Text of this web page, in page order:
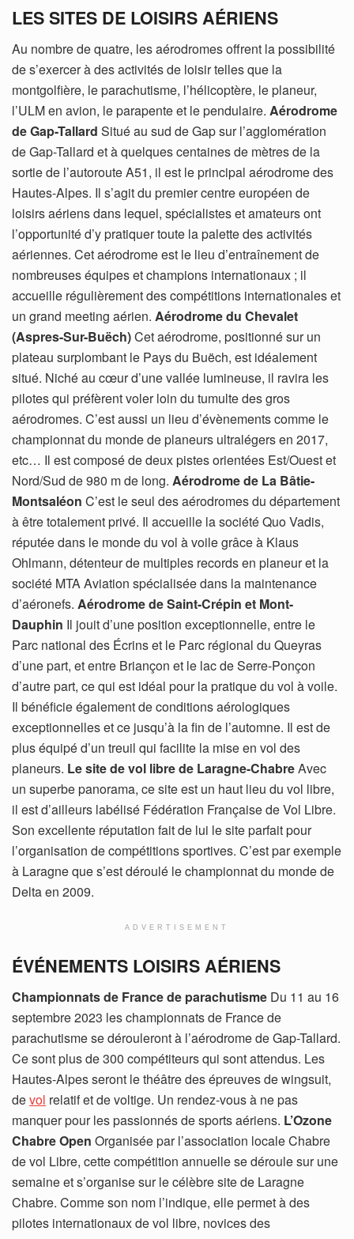
LES SITES DE LOISIRS AÉRIENS
Au nombre de quatre, les aérodromes offrent la possibilité
de s’exercer à des activités de loisir telles que la
montgolfière, le parachutisme, l’hélicoptère, le planeur,
l’ULM en avion, le parapente et le pendulaire. Aérodrome
de Gap-Tallard Situé au sud de Gap sur l’agglomération
de Gap-Tallard et à quelques centaines de mètres de la
sortie de l’autoroute A51, il est le principal aérodrome des
Hautes-Alpes. Il s’agit du premier centre européen de
loisirs aériens dans lequel, spécialistes et amateurs ont
l’opportunité d’y pratiquer toute la palette des activités
aériennes. Cet aérodrome est le lieu d’entraînement de
nombreuses équipes et champions internationaux ; il
accueille régulièrement des compétitions internationales et
un grand meeting aérien. Aérodrome du Chevalet
(Aspres-Sur-Buëch)Cet aérodrome, positionné sur un
plateau surplombant le Pays du Buëch, est idéalement
situé. Niché au cœur d’une vallée lumineuse, il ravira les
pilotes qui préfèrent voler loin du tumulte des gros
aérodromes. C’est aussi un lieu d’évènements comme le
championnat du monde de planeurs ultralégers en 2017,
etc… Il est composé de deux pistes orientées Est/Ouest et
Nord/Sud de 980 m de long. Aérodrome de La Bâtie-
Montsaléon C’est le seul des aérodromes du département
à être totalement privé. Il accueille la société Quo Vadis,
réputée dans le monde du vol à voile grâce à Klaus
Ohlmann, détenteur de multiples records en planeur et la
société MTA Aviation spécialisée dans la maintenance
d’aéronefs. Aérodrome de Saint-Crépin et Mont-
Dauphin Il jouit d’une position exceptionnelle, entre le
Parc national des Écrins et le Parc régional du Queyras
d’une part, et entre Briançon et le lac de Serre-Ponçon
d’autre part, ce qui est idéal pour la pratique du vol à voile.
Il bénéficie également de conditions aérologiques
exceptionnelles et ce jusqu’à la fin de l’automne. Il est de
plus équipé d’un treuil qui facilite la mise en vol des
planeurs. Le site de vol libre de Laragne-ChabreAvec
un superbe panorama, ce site est un haut lieu du vol libre,
il est d’ailleurs labélisé Fédération Française de Vol Libre.
Son excellente réputation fait de lui le site parfait pour
l’organisation de compétitions sportives. C’est par exemple
à Laragne que s’est déroulé le championnat du monde de
Delta en 2009.
ADVERTISEMENT
ÉVÉNEMENTS LOISIRS AÉRIENS
Championnats de France de parachutisme Du 11 au 16
septembre 2023 les championnats de France de
parachutisme se dérouleront à l’aérodrome de Gap-Tallard.
Ce sont plus de 300 compétiteurs qui sont attendus. Les
Hautes-Alpes seront le théâtre des épreuves de wingsuit,
devol relatif et de voltige. Un rendez-vous à ne pas
manquer pour les passionnés de sports aériens. L’Ozone
Chabre Open Organisée par l’association locale Chabre
de vol Libre, cette compétition annuelle se déroule sur une
semaine et s’organise sur le célèbre site de Laragne
Chabre. Comme son nom l’indique, elle permet à des
pilotes internationaux de vol libre, novices des